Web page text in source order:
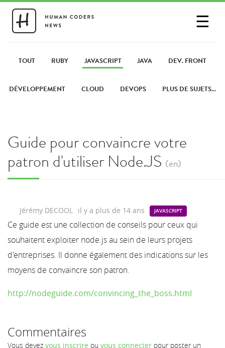
☰
PARTAGER UN LIEN
TOUT RUBY JAVASCRIPT JAVA DEV. FRONT
DÉVELOPPEMENT CLOUD DEVOPS PLUS DE SUJETS...
Guide pour convaincre votre
patron d'utiliser Node.JS (en)
Jérémy DECOOL il y a plus de 14 ans JAVASCRIPT
Ce guide est une collection de conseils pour ceux qui
souhaitent exploiter node.js au sein de leurs projets
d'entreprises. Il donne également des indications sur les
moyens de convaincre son patron.
http://nodeguide.com/convincing_the_boss.html
Commentaires
Vous devez vous inscrire ou vous connecter pour poster un